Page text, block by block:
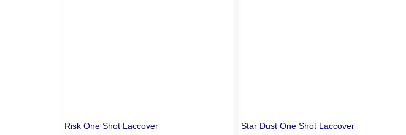
Risk One Shot Laccover Star Dust One Shot Laccover